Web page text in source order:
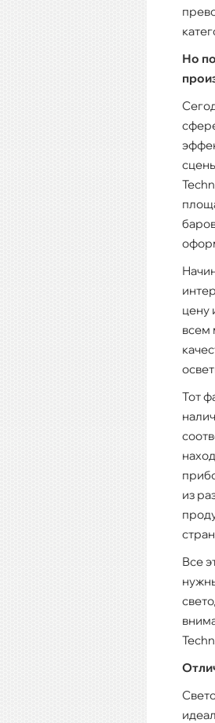
Но
цену
всем
Тот
из
Все